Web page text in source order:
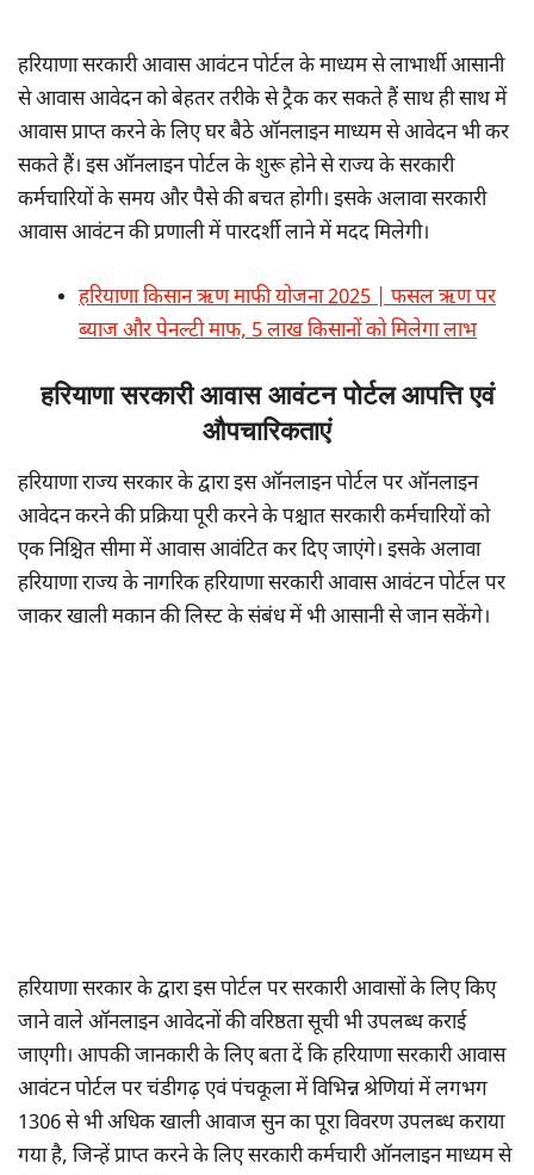
हरियाणा सरकारी आवास आवंटन पोर्टल के माध्यम से लाभार्थी आसानी
से आवास आवेदन को बेहतर तरीके से ट्रैक कर सकते हैं साथ ही साथ में
आवास प्राप्त करने के लिए घर बैठे ऑनलाइन माध्यम से आवेदन भी कर
सकते हैं। इस ऑनलाइन पोर्टल के शुरू होने से राज्य के सरकारी
कर्मचारियों के समय और पैसे की बचत होगी। इसके अलावा सरकारी
आवास आवंटन की प्रणाली में पारदर्शी लाने में मदद मिलेगी।
हरियाणा किसान ऋण माफी योजना 2025 | फसल ऋण पर
ब्याज और पेनल्टी माफ, 5 लाख किसानों को मिलेगा लाभ
हरियाणा सरकारी आवास आवंटन पोर्टल आपत्ति एवं
औपचारिकताएं
हरियाणा राज्य सरकार के द्वारा इस ऑनलाइन पोर्टल पर ऑनलाइन
आवेदन करने की प्रक्रिया पूरी करने के पश्चात सरकारी कर्मचारियों को
एक निश्चित सीमा में आवास आवंटित कर दिए जाएंगे। इसके अलावा
हरियाणा राज्य के नागरिक हरियाणा सरकारी आवास आवंटन पोर्टल पर
जाकर खाली मकान की लिस्ट के संबंध में भी आसानी से जान सकेंगे।
हरियाणा सरकार के द्वारा इस पोर्टल पर सरकारी आवासों के लिए किए
जाने वाले ऑनलाइन आवेदनों की वरिष्ठता सूची भी उपलब्ध कराई
जाएगी। आपकी जानकारी के लिए बता दें कि हरियाणा सरकारी आवास
आवंटन पोर्टल पर चंडीगढ़ एवं पंचकूला में विभिन्न श्रेणियां में लगभग
1306 से भी अधिक खाली आवाज सुन का पूरा विवरण उपलब्ध कराया
गया है, जिन्हें प्राप्त करने के लिए सरकारी कर्मचारी ऑनलाइन माध्यम से